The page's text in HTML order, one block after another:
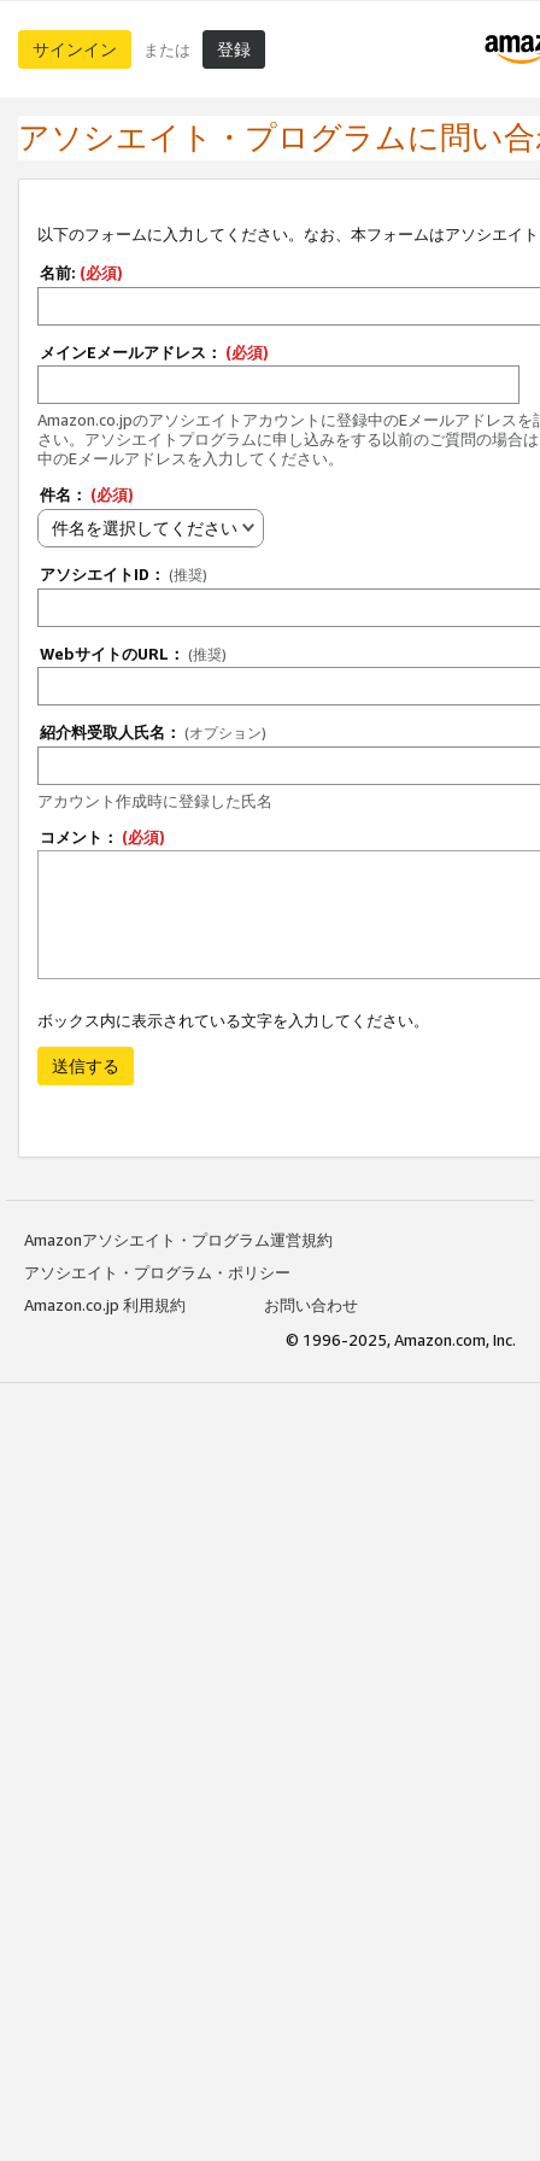
サインイン または 登録
アソシエイト・プログラムに問い
以下のフォームに入力してください。なお、本フォームはアソシエイ
名前: (必須)
メインEメールアドレス： (必須)
Amazon.co.jpのアソシエイトアカウントに登録中のEメールアドレスを
さい。アソシエイトプログラムに申し込みをする以前のご質問の場合
中のEメールアドレスを入力してください。
件名： (必須)
件名を選択してください
アソシエイトID： (推奨)
WebサイトのURL： (推奨)
紹介料受取人氏名： (オプション)
アカウント作成時に登録した氏名
コメント： (必須)
ボックス内に表示されている文字を入力してください。
送信する
Amazonアソシエイト・プログラム運営規約
アソシエイト・プログラム・ポリシー
Amazon.co.jp 利用規約
お問い合わせ
© 1996-2025, Amazon.com, Inc.